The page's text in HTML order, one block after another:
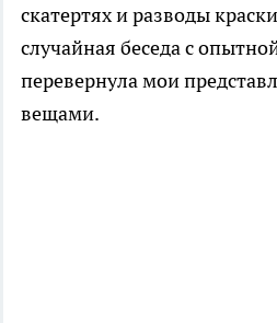
скатертях и разводы
случайная беседа с
перевернула мои
вещами.